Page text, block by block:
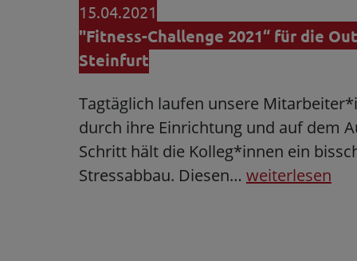
15.04.2021
"Fitness-Challenge 2021“ für die
Steinfurt
Tagtäglich laufen unsere
durch ihre Einrichtung und auf dem
Schritt hält die Kolleg*innen ein
Stressabbau. Diesen… weiterlesen